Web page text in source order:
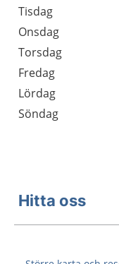
Tisdag
Onsdag
Torsdag
Fredag
Lördag
Söndag
Hitta oss